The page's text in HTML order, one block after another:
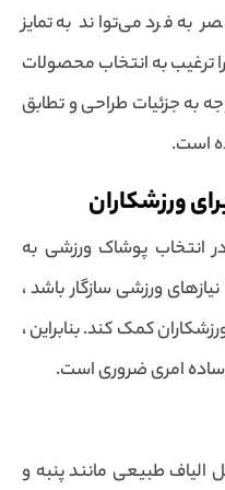
به فرد می‌تواند به تمایز
ترغیب به انتخاب محصولات
به جزئیات طراحی و تطابق
است.
ورزشکاران
انتخاب پوشاک ورزشی به
ورزشی سازگار باشد ،
کمک کند. بنابراین ،
ساده امری ضروری است.
الیاف طبیعی مانند پنبه و